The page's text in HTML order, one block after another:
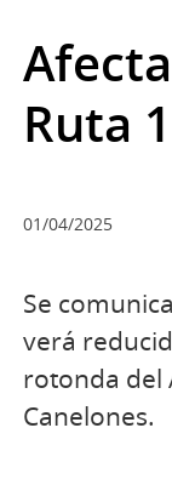
Ruta
01/04/2025
Se
verá
rotonda del
Canelones.